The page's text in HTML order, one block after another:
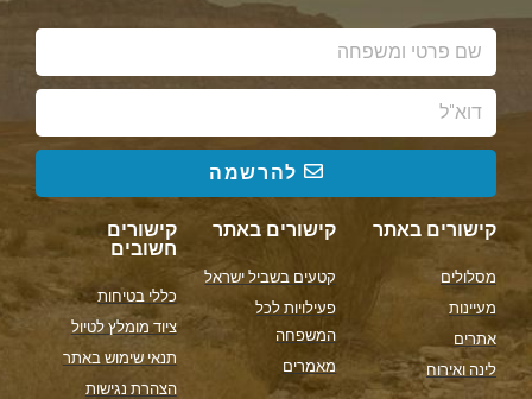
להרשמה
קישורים באתר
מסלולים
מעיינות
אתרים
לינה ואירוח
קישורים באתר
קטעים בשביל ישראל
פעילויות לכל
המשפחה
מאמרים
קישורים
חשובים
כללי בטיחות
ציוד מומלץ לטיול
תנאי שימוש באתר
הצהרת נגישות